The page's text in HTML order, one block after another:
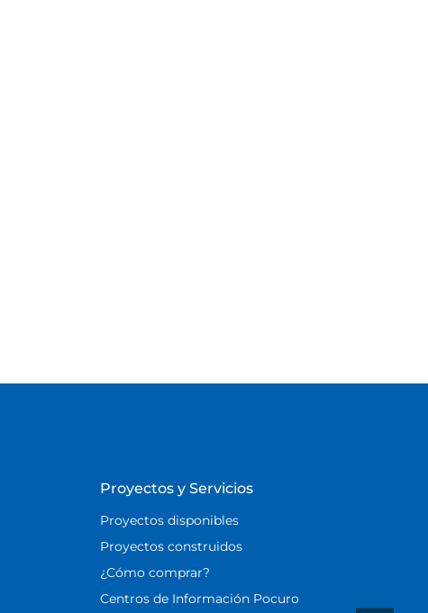
Proyectos y Servicios
Proyectos disponibles
Proyectos construidos
¿Cómo comprar?
Centros de Información Pocuro